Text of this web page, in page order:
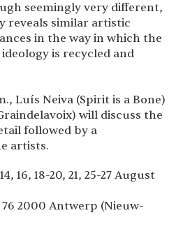
seemingly very different,
reveals similar artistic
in the way in which the
is recycled and
Luís Neiva (Spirit is a Bone)
will discuss the
followed by a
artists.
16, 18-20, 21, 25-27 August
2000 Antwerp (Nieuw-